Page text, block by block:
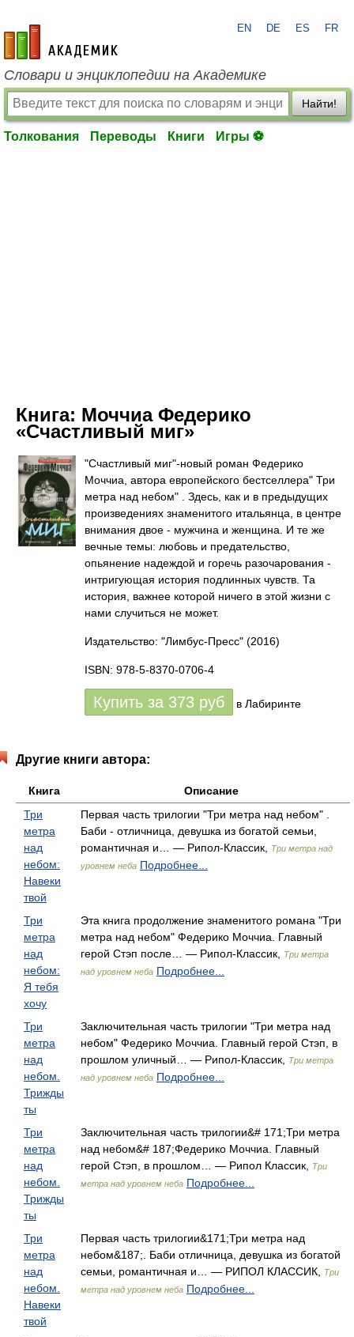
academic.ru
EN DE ES FR
Словари и энциклопедии на Академике
Найти!
Толкования Переводы Книги Игры ⚽
Книга: Моччиа Федерико
«Счастливый миг»
"Счастливый миг"-новый роман Федерико
Моччиа, автора европейского бестселлера" Три
метра над небом" . Здесь, как и в предыдущих
произведениях знаменитого итальянца, в центре
внимания двое - мужчина и женщина. И те же
вечные темы: любовь и предательство,
опьянение надеждой и горечь разочарования -
интригующая история подлинных чувств. Та
история, важнее которой ничего в этой жизни с
нами случиться не может.
Издательство: "Лимбус-Пресс" (2016)
ISBN: 978-5-8370-0706-4
Купить за 373 руб в Лабиринте
Другие книги автора:
Книга
Описание
Три
метра
над
небом:
Навеки
твой
Первая часть трилогии "Три метра над небом" .
Баби - отличница, девушка из богатой семьи,
романтичная и… — Рипол-Классик,
Три метра над
уровнем неба Подробнее...
Три
метра
над
небом:
Я тебя
хочу
Эта книга продолжение знаменитого романа "Три
метра над небом" Федерико Моччиа. Главный
герой Стэп после… — Рипол-Классик,
Три метра
над уровнем неба Подробнее...
Три
метра
над
небом.
Трижды
ты
Заключительная часть трилогии "Три метра над
небом" Федерико Моччиа. Главный герой Стэп, в
прошлом уличный… — Рипол-Классик,
Три метра
над уровнем неба Подробнее...
Три
метра
над
небом.
Трижды
ты
Заключительная часть трилогии&# 171;Три метра
над небом&# 187;Федерико Моччиа. Главный
герой Стэп, в прошлом… — Рипол Классик,
Три
метра над уровнем неба Подробнее...
Три
метра
над
небом.
Навеки
твой
Первая часть трилогии&171;Три метра над
небом&187;. Баби отличница, девушка из богатой
семьи, романтичная и… — РИПОЛ КЛАССИК,
Три
метра над уровнем неба Подробнее...